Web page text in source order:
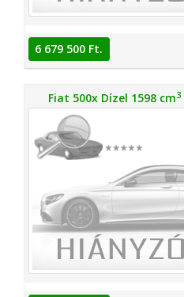
6 679 500 Ft.
Fiat 500x Dízel 1598 cm3